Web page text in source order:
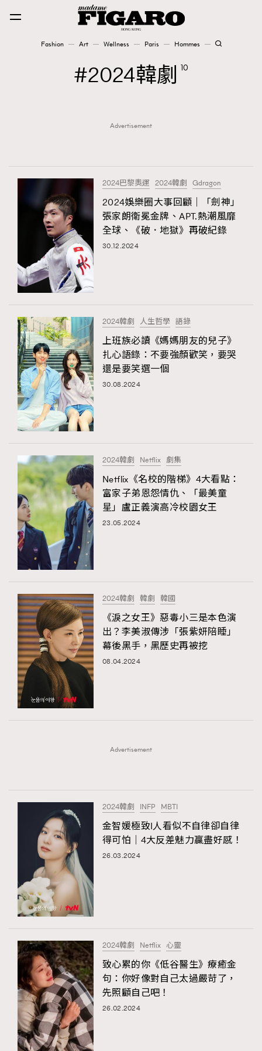
Fashion Art Wellness Paris Hommes
AFrenchMind
EmpowerF
FashionWeek
Fashion
Paris
Hommes
AFrenchMind
DressLikeAParisienne 1
EmpowerF 103
FashionWeek 191
FigaroAesthetic 308
FigaroBeautyRitual
FigaroCeleb 547
FigaroCinéma 281
FigaroDigitalCover 17
FigaroExhibition 12
FigaroExpert
FigaroHub
FigaroIcon
FigaroInsight 156
FigaroIssue 270
FigaroJewellery
FigaroMasterclass 20
FigaroStyle
FigaroTalk 48
FigaroWatch 83
Grooming&Fitness 38
HommesFashion 2
VAxChowSangSang
WatchesWonder&Beyond
WatchesWonder&Beyond 1
向ChanelN°5致敬
大時代小事情
#FigaroExhibition Wyman 揭曉 Figaro Exhibition
第二站！
法國五月French May專訪四位香港文藝代表
#FigaroIssue 專訪陳漢娜Hanna與Takuro｜模特
情侶談愛情
2024韓劇 10
Advertisement
2024巴黎奧運 2024韓劇 Gdragon
2024娛樂圈大事回顧｜「劍神」
張家朗衛冕金牌、APT.熱潮風靡
全球、《破．地獄》再破紀錄
30.12.2024
2024韓劇 人生哲學 語錄
上班族必讀《媽媽朋友的兒子》
扎心語錄：不要強顏歡笑，要哭
還是要笑選一個
30.08.2024
2024韓劇 Netflix 劇集
Netflix《名校的階梯》4大看點：
富家子弟恩怨情仇、「最美童
星」盧正義演高冷校園女王
23.05.2024
2024韓劇 韓劇 韓國
《淚之女王》惡毒小三是本色演
出？李美淑傳涉「張紫妍陪睡」
幕後黑手，黑歷史再被挖
08.04.2024
Advertisement
2024韓劇 INFP MBTI
金智媛極致I人看似不自律卻自律
得可怕｜4大反差魅力贏盡好感！
26.03.2024
2024韓劇 Netflix 心靈
致心累的你《低谷醫生》療癒金
句：你好像對自己太過嚴苛了，
先照顧自己吧！
26.02.2024